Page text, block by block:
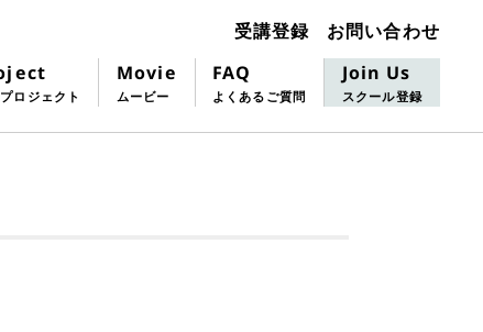
受講登録 お問い合わせ
ロジェクト
Movie
ムービー
FAQ
よくあるご質問
Join Us
スクール登録